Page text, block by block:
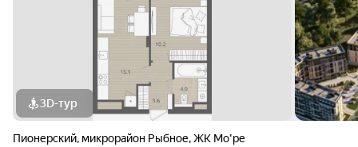
3D-тур
Пионерский, микрорайон Рыбное,ЖК Мо'ре